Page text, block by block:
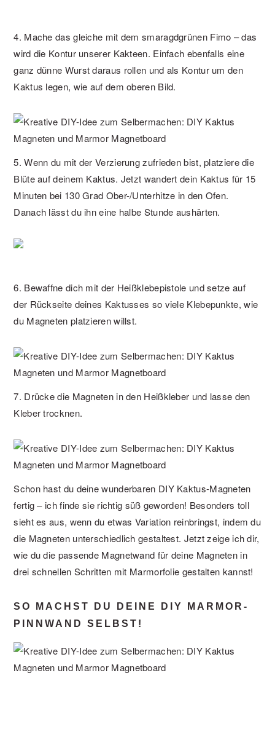
4. Mache das gleiche mit dem smaragdgrünen Fimo – das
wird die Kontur unserer Kakteen. Einfach ebenfalls eine
ganz dünne Wurst daraus rollen und als Kontur um den
Kaktus legen, wie auf dem oberen Bild.
5. Wenn du mit der Verzierung zufrieden bist, platziere die
Blüte auf deinem Kaktus. Jetzt wandert dein Kaktus für 15
Minuten bei 130 Grad Ober-/Unterhitze in den Ofen.
Danach lässt du ihn eine halbe Stunde aushärten.
6. Bewaffne dich mit der Heißklebepistole und setze auf
der Rückseite deines Kaktusses so viele Klebepunkte, wie
du Magneten platzieren willst.
7. Drücke die Magneten in den Heißkleber und lasse den
Kleber trocknen.
Schon hast du deine wunderbaren DIY Kaktus-Magneten
fertig – ich finde sie richtig süß geworden! Besonders toll
sieht es aus, wenn du etwas Variation reinbringst, indem du
die Magneten unterschiedlich gestaltest. Jetzt zeige ich dir,
wie du die passende Magnetwand für deine Magneten in
drei schnellen Schritten mit Marmorfolie gestalten kannst!
SO MACHST DU DEINE DIY MARMOR-
PINNWAND SELBST!